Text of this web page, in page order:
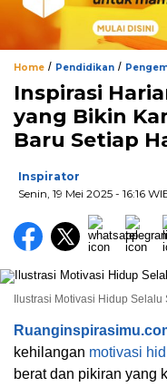
Home / Pendidikan /
Inspirasi
yang Bikin
Baru Setiap
Inspirator
Senin, 19 Mei 2025 - 16:16
Ilustrasi Motivasi Hidup
kehilangan motivasi
berat dan pikiran yang